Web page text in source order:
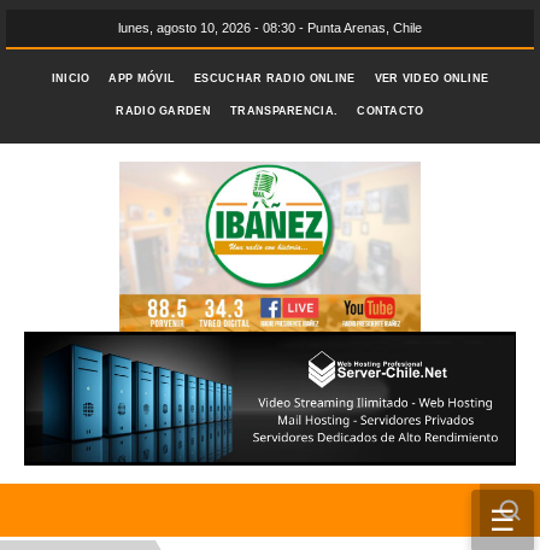
lunes, agosto 10, 2026 - 08:30 - Punta Arenas, Chile
INICIO APP MÓVIL ESCUCHAR RADIO ONLINE VER VIDEO ONLINE
RADIO GARDEN TRANSPARENCIA. CONTACTO
☰
INICIO